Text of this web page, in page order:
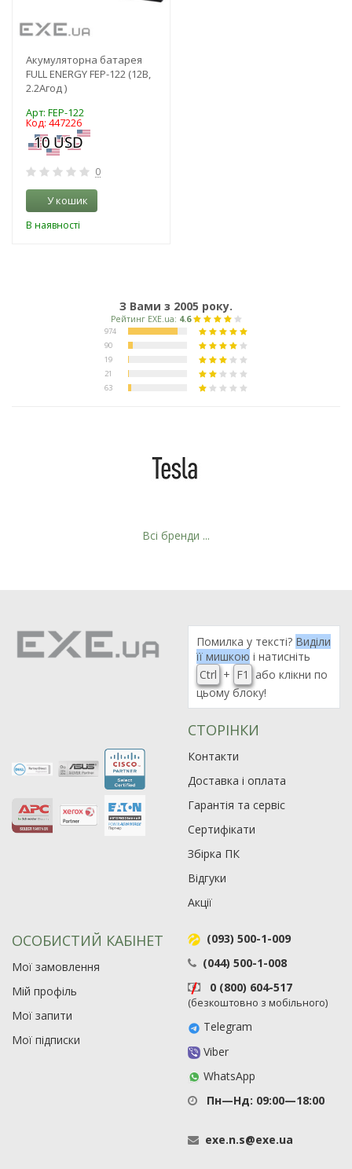
Акумуляторна батарея
FULL ENERGY FEP-122 (12В,
2.2Агод )
Арт: FEP-122
Код: 447226
0
У кошик
В наявності
З Вами з 2005 року.
974
90
Всі бренди ...
Помилка у тексті? Виділи
її мишкою і натисніть
Ctrl + F1
або клікни по
цьому блоку!
СТОРІНКИ
Контакти
Доставка і оплата
Гарантія та сервіс
Сертифікати
Збірка ПК
Відгуки
Акції
ОСОБИСТИЙ КАБІНЕТ
Мої замовлення
Мій профіль
Мої запити
Мої підписки
(093) 500-1-009
(044) 500-1-008
0 (800) 604-517
(безкоштовно з мобільного)
Telegram
Viber
WhatsApp
Пн—Нд: 09:00—18:00
exe.n.s@exe.ua